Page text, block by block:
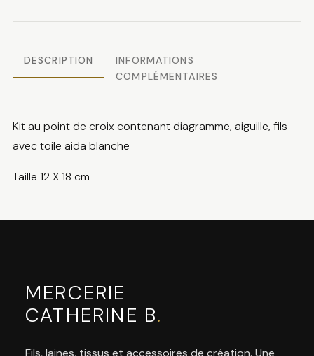
DESCRIPTION
INFORMATIONS
COMPLÉMENTAIRES
Kit au point de croix contenant diagramme, aiguille, fils
avec toile aida blanche
Taille 12 X 18 cm
MERCERIE
CATHERINE B.